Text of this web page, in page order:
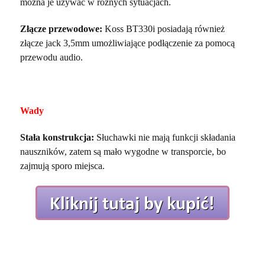
można je używać w różnych sytuacjach.
Złącze przewodowe: Koss BT330i posiadają również
złącze jack 3,5mm umożliwiające podłączenie za pomocą
przewodu audio.
Wady
Stała konstrukcja: Słuchawki nie mają funkcji składania
nauszników, zatem są mało wygodne w transporcie, bo
zajmują sporo miejsca.